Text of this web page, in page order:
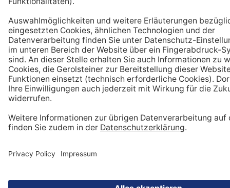
DATENSCHUTZ IMPRESSUMGEROLSTEINER MINERALWASSER